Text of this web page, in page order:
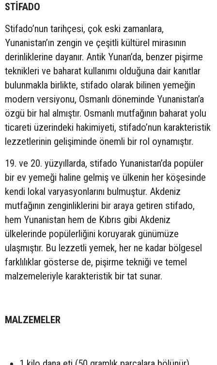
STİFADO
Stifado’nun tarihçesi, çok eski zamanlara,
Yunanistan’ın zengin ve çeşitli kültürel mirasının
derinliklerine dayanır. Antik Yunan’da, benzer pişirme
teknikleri ve baharat kullanımı olduğuna dair kanıtlar
bulunmakla birlikte, stifado olarak bilinen yemeğin
modern versiyonu, Osmanlı döneminde Yunanistan’a
özgü bir hal almıştır. Osmanlı mutfağının baharat yolu
ticareti üzerindeki hakimiyeti, stifado’nun karakteristik
lezzetlerinin gelişiminde önemli bir rol oynamıştır.
19. ve 20. yüzyıllarda, stifado Yunanistan’da popüler
bir ev yemeği haline gelmiş ve ülkenin her köşesinde
kendi lokal varyasyonlarını bulmuştur. Akdeniz
mutfağının zenginliklerini bir araya getiren stifado,
hem Yunanistan hem de Kıbrıs gibi Akdeniz
ülkelerinde popülerliğini koruyarak günümüze
ulaşmıştır. Bu lezzetli yemek, her ne kadar bölgesel
farklılıklar gösterse de, pişirme tekniği ve temel
malzemeleriyle karakteristik bir tat sunar.
MALZEMELER